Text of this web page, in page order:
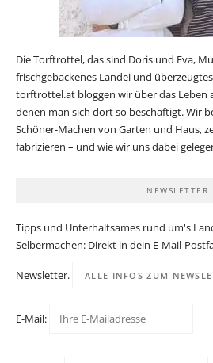
Die Torftrottel, das sind Doris und Eva,
frischgebackenes Landei und
torftrottel.at bloggen wir über das Leben
denen man sich dort so beschäftigt. Wir
Schöner-Machen von Garten und Haus,
fabrizieren – und wie wir uns dabei
NEWSLETTER
Tipps und Unterhaltsames rund um's
Selbermachen: Direkt in dein E-Mail-
Newsletter. ALLE INFOS ZUM
E-Mail: